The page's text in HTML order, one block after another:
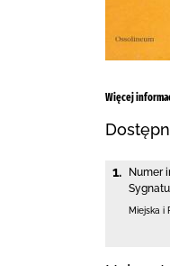
Więcej
1. Numer
Miejska i